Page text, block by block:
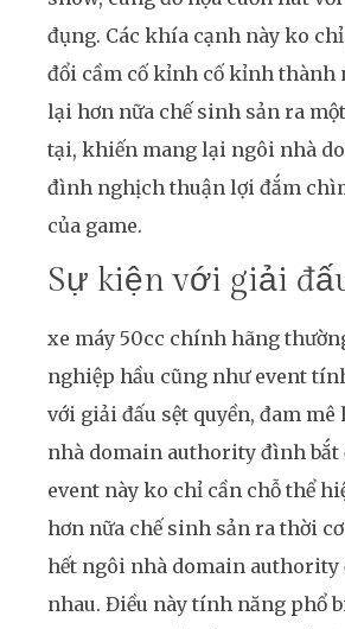
đụng. Các khía cạnh này ko
đổi cầm cố kỉnh cố kỉnh thành
lại hơn nữa chế sinh sản ra
tại, khiến mang lại ngôi nhà
đình nghịch thuận lợi đắm
của game.
Sự kiện với giải
xe máy 50cc chính hãng
nghiệp hầu cũng như event
với giải đấu sệt quyền, đam
nhà domain authority đình bắt
event này ko chỉ cần chỗ thể
hơn nữa chế sinh sản ra thời
hết ngôi nhà domain
nhau. Điều này tính năng phổ